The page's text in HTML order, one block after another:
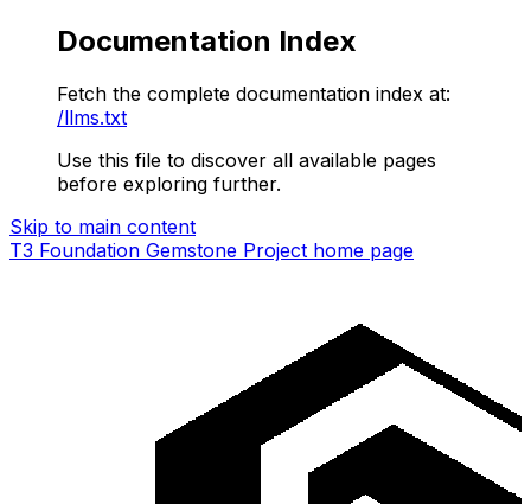
Documentation Index
Fetch the complete documentation index at:
/llms.txt
Use this file to discover all available pages
before exploring further.
Skip to main content
T3 Foundation Gemstone Project home page